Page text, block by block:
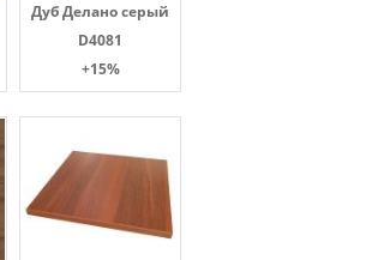
Дуб Делано серый
D4081
+15%